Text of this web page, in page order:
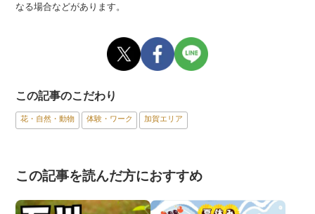
なる場合などがあります。
この記事のこだわり
花・自然・動物 体験・ワーク 加賀エリア
この記事を読んだ方におすすめ